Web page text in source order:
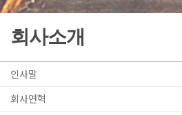
회사소개
인사말
회사연혁